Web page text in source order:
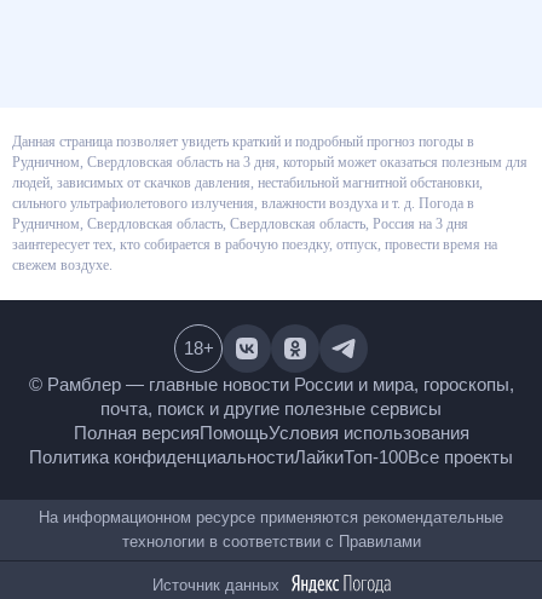
Данная страница позволяет увидеть краткий и подробный прогноз
погоды в Рудничном, Свердловская область на 3 дня, который может
оказаться полезным для людей, зависимых от скачков давления,
нестабильной магнитной обстановки, сильного ультрафиолетового
излучения, влажности воздуха и т. д. Погода в Рудничном, Свердловская
область, Свердловская область, Россия на 3 дня заинтересует тех, кто
собирается в рабочую поездку, отпуск, провести время на свежем
© Рамблер — главные новости России и мира,
гороскопы, почта, поиск и другие полезные сервисы
Полная версияПомощьУсловия использования
Все проекты
18+
На информационном ресурсе применяются
рекомендательные технологии в соответствии с